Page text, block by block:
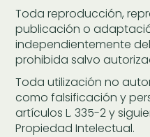
Toda reproducción,
publicación o
independientemente
prohibida salvo
Toda utilización no
como falsificación y
artículos L. 335-2 y
Propiedad Intelectual.